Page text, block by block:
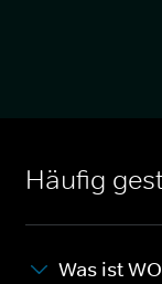
Häufig
Was ist